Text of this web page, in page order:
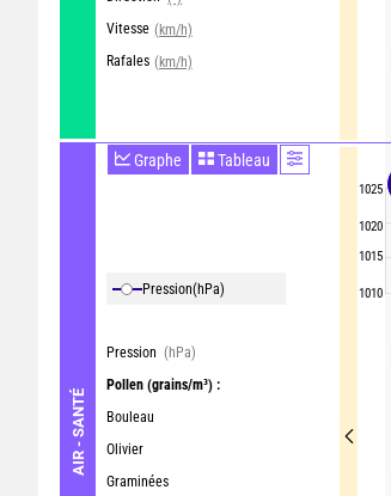
Vitesse (km/h)
Rafales (km/h)
AIR - SANTÉ
Graphe Tableau
Pression(hPa)
Pression (hPa)
Pollen (grains/m³) :
Bouleau
Olivier
Graminées
1025
1020
1015
1010